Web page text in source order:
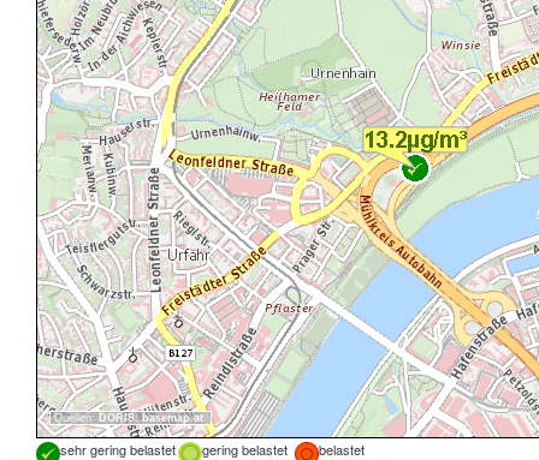
Quellen: DORIS,basemap.at
sehr gering belastet gering belastet
belastet